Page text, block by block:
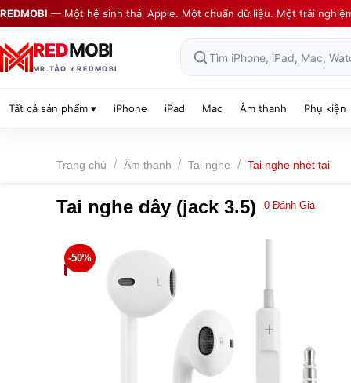
Skip
to
content
REDMOBI — Một hệ sinh thái Apple. Một chuẩn dữ liệu. Một trải
REDMOBI
MR.TÁO x REDMOBI
Tìm iPhone, iPad, Mac,
Tất cả sản phẩm ▾ iPhone iPad Mac Âm thanh Phụ kiện
Trang chủ / Âm thanh / Tai nghe / Tai nghe nhét tai
Tai nghe dây (jack 3.5) 0 Đánh Giá
-50%